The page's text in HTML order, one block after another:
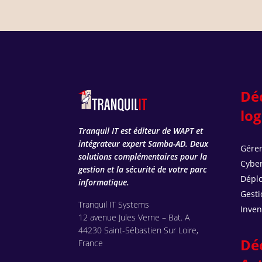
Tranquil IT est éditeur de WAPT et
intégrateur expert Samba-AD. Deux
solutions complémentaires pour la
gestion et la sécurité de votre parc
informatique.
Tranquil IT Systems
12 avenue Jules Verne – Bat. A
44230 Saint-Sébastien Sur Loire,
France